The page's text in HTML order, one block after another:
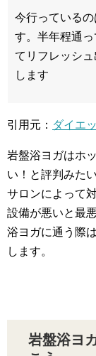
今行っている
す。半年程通
てリフレッシ
します
引用元： ダイエ
岩盤浴ヨガはホ
い！と評判みた
サロンによって
設備が悪いと最
浴ヨガに通う際
します。
岩盤浴ヨ